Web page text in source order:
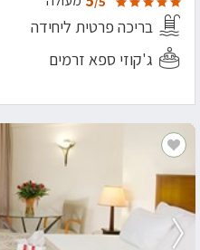
בריכה פרטית ליחידה
ג'קוזי ספא זרמים